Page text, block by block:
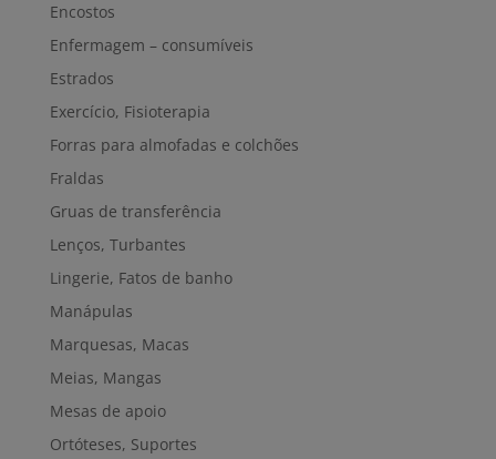
Encostos
Enfermagem – consumíveis
Estrados
Exercício, Fisioterapia
Forras para almofadas e colchões
Fraldas
Gruas de transferência
Lenços, Turbantes
Lingerie, Fatos de banho
Manápulas
Marquesas, Macas
Meias, Mangas
Mesas de apoio
Ortóteses, Suportes